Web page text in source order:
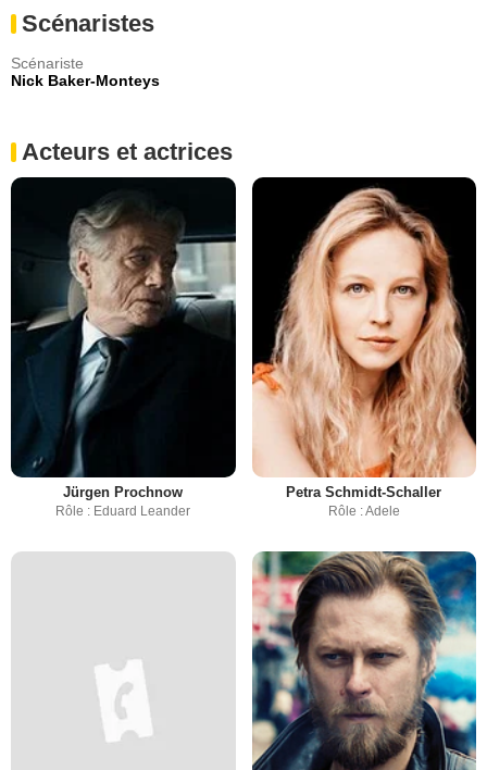
Scénaristes
Scénariste
Nick Baker-Monteys
Acteurs et actrices
Jürgen Prochnow
Rôle : Eduard Leander
Petra Schmidt-Schaller
Rôle : Adele